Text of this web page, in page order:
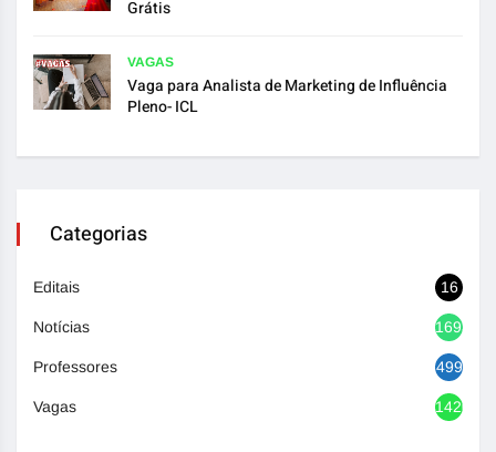
Grátis
VAGAS
Vaga para Analista de Marketing de Influência
Pleno- ICL
Categorias
Editais 16
Notícias 1693
Professores 499
Vagas 1420